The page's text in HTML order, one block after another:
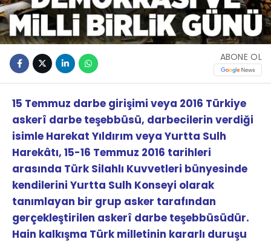
ABONE OL
15 Temmuz darbe girişimi veya 2016 Türkiye
askerî darbe teşebbüsü, darbecilerin verdiği
isimle Harekat Yıldırım veya Yurtta Sulh
Harekâtı, 15-16 Temmuz 2016 tarihleri
arasında Türk Silahlı Kuvvetleri bünyesinde
kendilerini Yurtta Sulh Konseyi olarak
tanımlayan bir grup asker tarafından
gerçekleştirilen askerî darbe teşebbüsüdür.
Hain kalkışma Türk milletinin kararlı duruşu